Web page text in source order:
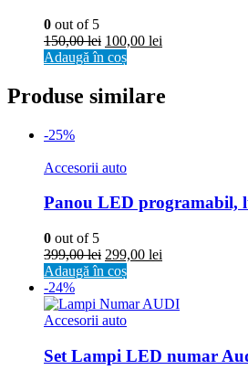
0 out of 5
150,00lei 100,00 lei
Adaugă în coș
Produse similare
-25%
Accesorii auto
Panou LED programabil,
0 out of 5
399,00lei 299,00 lei
Adaugă în coș
-24%
Accesorii auto
Set Lampi LED numar